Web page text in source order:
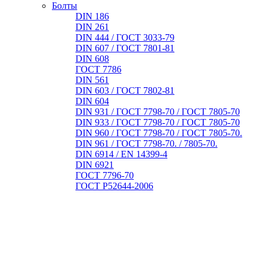
Болты
DIN 186
DIN 261
DIN 444 / ГОСТ 3033-79
DIN 607 / ГОСТ 7801-81
DIN 608
ГОСТ 7786
DIN 561
DIN 603 / ГОСТ 7802-81
DIN 604
DIN 931 / ГОСТ 7798-70 / ГОСТ 7805-70
DIN 933 / ГОСТ 7798-70 / ГОСТ 7805-70
DIN 960 / ГОСТ 7798-70 / ГОСТ 7805-70.
DIN 961 / ГОСТ 7798-70. / 7805-70.
DIN 6914 / EN 14399-4
DIN 6921
ГОСТ 7796-70
ГОСТ Р52644-2006